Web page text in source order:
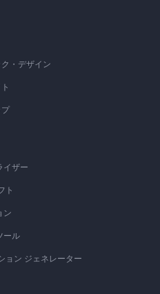
・デザイン
イザー
ト
ン
ール
ョン ジェネレーター